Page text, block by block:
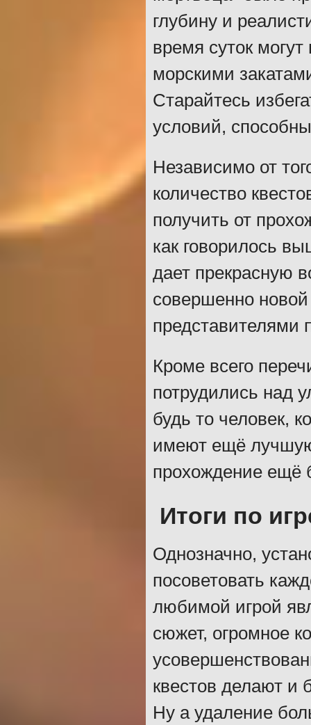
глубину и
время суток
морскими
Старайтесь
условий,
Независимо от
количество
получить от
как говорилось
дает прекрасную
совершенно
представителями
Кроме всего
потрудились над
будь то человек,
имеют ещё лучшую
прохождение ещё
Итоги по
Однозначно,
посоветовать
любимой игрой
сюжет, огромное
квестов делают и
Ну а удаление